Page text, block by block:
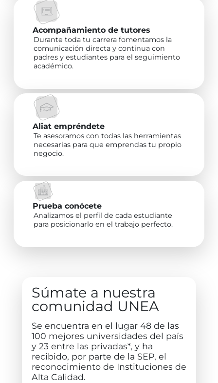
Acompañamiento de tutores
Durante toda tu carrera fomentamos la
comunicación directa y continua con
padres y estudiantes para el seguimiento
académico.
Aliat empréndete
Te asesoramos con todas las herramientas
necesarias para que emprendas tu propio
negocio.
Prueba conócete
Analizamos el perfil de cada estudiante
para posicionarlo en el trabajo perfecto.
Súmate a nuestra
comunidad UNEA
Se encuentra en el lugar 48 de las
100 mejores universidades del país
y 23 entre las privadas*, y ha
recibido, por parte de la SEP, el
reconocimiento de Instituciones de
Alta Calidad.